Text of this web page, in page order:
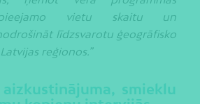
pieejamo vietu skaitu un
līdzsvarotu ģeogrāfisko
reģionos.”
smieklu